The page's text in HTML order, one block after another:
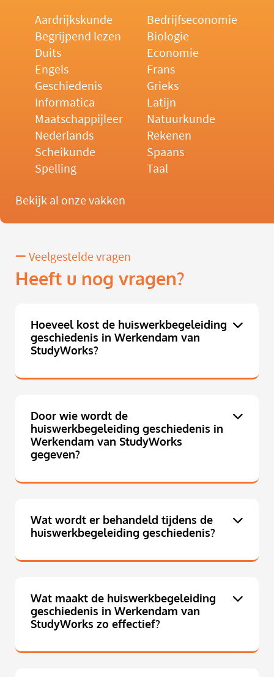
Aardrijkskunde
Bedrijfseconomie
Begrijpend lezen
Biologie
Duits
Economie
Engels
Frans
Geschiedenis
Grieks
Informatica
Latijn
Maatschappijleer
Natuurkunde
Nederlands
Rekenen
Scheikunde
Spaans
Spelling
Taal
Bekijk al onze vakken
Veelgestelde vragen
Heeft u nog vragen?
Hoeveel kost de huiswerkbegeleiding
geschiedenis in Werkendam van
StudyWorks?
Door wie wordt de
huiswerkbegeleiding geschiedenis in
Werkendam van StudyWorks
gegeven?
Wat wordt er behandeld tijdens de
huiswerkbegeleiding geschiedenis?
Wat maakt de huiswerkbegeleiding
geschiedenis in Werkendam van
StudyWorks zo effectief?